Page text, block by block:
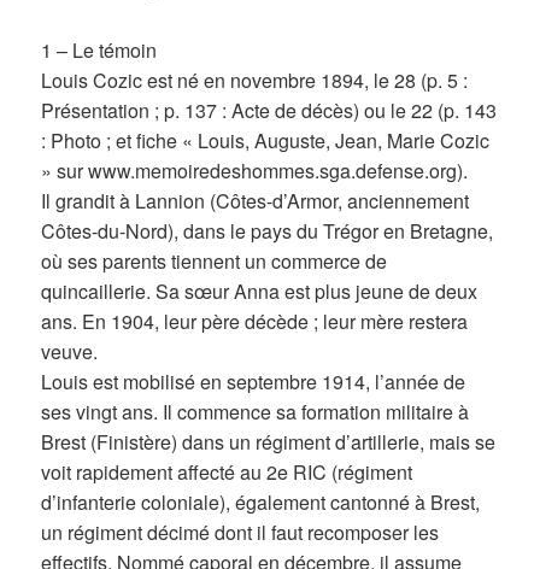
1 – Le témoin
Louis Cozic est né en novembre 1894, le 28 (p. 5 :
Présentation ; p. 137 : Acte de décès) ou le 22 (p. 143
: Photo ; et fiche « Louis, Auguste, Jean, Marie Cozic
» sur www.memoiredeshommes.sga.defense.org).
Il grandit à Lannion (Côtes-d’Armor, anciennement
Côtes-du-Nord), dans le pays du Trégor en Bretagne,
où ses parents tiennent un commerce de
quincaillerie. Sa sœur Anna est plus jeune de deux
ans. En 1904, leur père décède ; leur mère restera
veuve.
Louis est mobilisé en septembre 1914, l’année de
ses vingt ans. Il commence sa formation militaire à
Brest (Finistère) dans un régiment d’artillerie, mais se
voit rapidement affecté au 2e RIC (régiment
d’infanterie coloniale), également cantonné à Brest,
un régiment décimé dont il faut recomposer les
effectifs. Nommé caporal en décembre, il assume